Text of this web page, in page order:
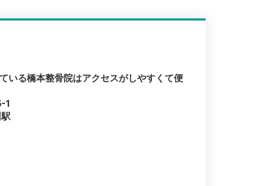
いる橋本整骨院はアクセスがしやすくて便
1